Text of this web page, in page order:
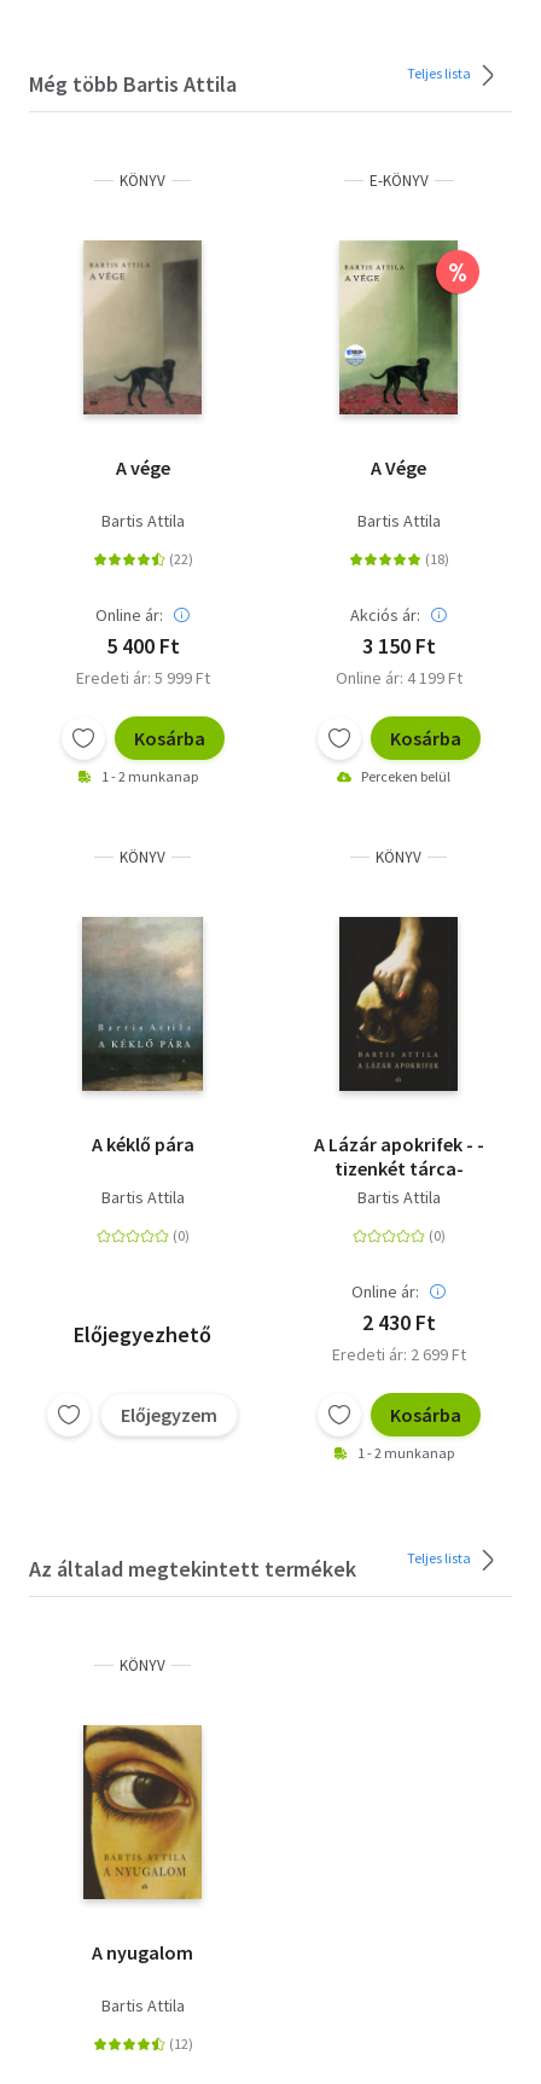
Még több Bartis Attila Teljes lista
KÖNYV
A vége
Bartis Attila
Online ár:
5 400 Ft
Eredeti ár: 5 999 Ft
Kosárba
1 - 2 munkanap
E-KÖNYV
%
A Vége
Bartis Attila
Akciós ár:
3 150 Ft
Online ár: 4 199 Ft
Kosárba
Perceken belül
KÖNYV
A kéklő pára
Bartis Attila
Előjegyezhető
Előjegyzem
KÖNYV
A Lázár apokrifek - -
tizenkét tárca-
Bartis Attila
Online ár:
2 430 Ft
Eredeti ár: 2 699 Ft
Kosárba
1 - 2 munkanap
Az általad megtekintett termékek Teljes lista
KÖNYV
A nyugalom
Bartis Attila